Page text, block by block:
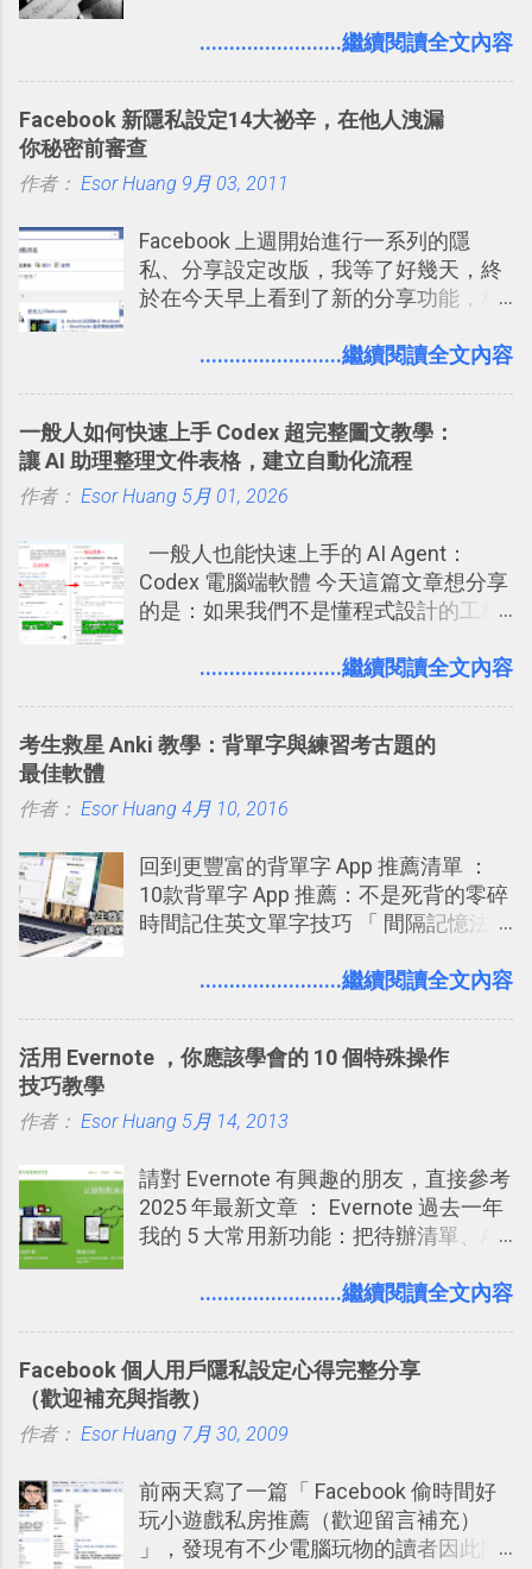
方便教學 」。這篇文章則從印照片出
一個什麼樣的管理工具，讓這麼多人都
念」的管理教學文章： 把 Evernote 當
作 Trello！ Kanbanote 筆記看板管理法
Google Drive 變身 Trello ！幫雲端硬碟
著 Trello ，卻還沒有在電腦玩物上寫過
一篇完整的介紹！雖然錯過了幾年前第
一時間推薦 Trello 的時機，但在這段時
澱自己的使用方法，歸納出「 為什麼值
學。 2015/6/13 新增： 免費專案管理軟
體推薦！困難計畫簡單管理 13 種工具
2016 年新增 ： 如何將 Trello 切換到繁
2016/7/7 新增 ： 如何活用 Trello 記
帳？我的理財計畫心得與看板範本
2016/7/13 新增： 如何將網頁資料快速
2016/8 新增： Trello 開放「強化功能」
技！最想要的強大 Trello 客製化範例教
急時間管理四象限在 Trello 活用與範本
用 Trello？ 8個專案排程協作重點技巧
2017/6 新增： 如何用 Trello 規劃自助
旅行？我的 Trello 行程計畫使用技巧教
卡片不再落落長？專案管理的5個關鍵
子彈筆記？我的 Trello GTD 方法範例看
板分享
........................繼續閱讀全文內容
Facebook 新隱私設定14大祕辛，在他人洩漏
你秘密前審查
作者： Esor Huang 9月 03, 2011
Facebook 上週開始進行一系列的隱
私、分享設定改版，我等了好幾天，終
於在今天早上看到了新的分享功能，相
用新版的分享功能與隱私設定。 嚴格來
置。不過有一項很實用的設定是新增
的， 那就是可以 事先審查 朋友「標籤
你」的內容，決定要不要讓其他朋友看
標籤在他的訊息中，或是想把你標籤在
相片圖片裡，現在你都多了一個「事先
審查」的機制，可以決定這些你被標籤
鴉牆上，從而禁止可能的祕密被你其他
........................繼續閱讀全文內容
一般人如何快速上手 Codex 超完整圖文教學：
讓 AI 助理整理文件表格，建立自動化流程
作者： Esor Huang 5月 01, 2026
一般人也能快速上手的 AI Agent：
Codex 電腦端軟體 今天這篇文章想分享
的是：如果我們不是懂程式設計的工程
（ChatGPT） 的 Codex 工具？ 如何用
打造一個更自動化的電腦工作流程。
........................繼續閱讀全文內容
考生救星 Anki 教學：背單字與練習考古題的
最佳軟體
作者： Esor Huang 4月 10, 2016
回到更豐富的背單字 App 推薦清單 ：
10款背單字 App 推薦：不是死背的零碎
時間記住英文單字技巧 「 間隔記憶法
短期記憶變成長期記憶。 舉例來說我今
強；然後下次快要忘記可能變成相隔一
化，讓記憶延長到可能半個月；那時候
來一個月的記憶長度！就這樣反覆慢慢
拉長時間練習，就能讓一個東西成為腦
海中更深刻的記憶。 問題是，當我們一
要準備數百個考試問題時，自己手動進
練習的記憶卡片，自動規劃要延期複習
的卡片，每天自動產生記憶練習題，這
樣的軟體中最受好評的，或許就是今天
........................繼續閱讀全文內容
活用 Evernote ，你應該學會的 10 個特殊操作
技巧教學
作者： Esor Huang 5月 14, 2013
請對 Evernote 有興趣的朋友，直接參考
2025 年最新文章 ： Evernote 過去一年
我的 5 大常用新功能：把待辦清單、AI
介紹文章： 把不同筆記中的待辦清單統
大綱收合、目錄連結、錨點連結，整理
超長筆記應用案例分享 新功能教學： 會
議記錄不麻煩！我常用兩個 Evernote AI
學： Evernote 新增類似 Google 文件的
「免帳號登入」多人同步編輯功能
........................繼續閱讀全文內容
Facebook 個人用戶隱私設定心得完整分享
（歡迎補充與指教）
作者： Esor Huang 7月 30, 2009
前兩天寫了一篇「 Facebook 偷時間好
玩小遊戲私房推薦（歡迎留言補充）
」，發現有不少電腦玩物的讀者因此開